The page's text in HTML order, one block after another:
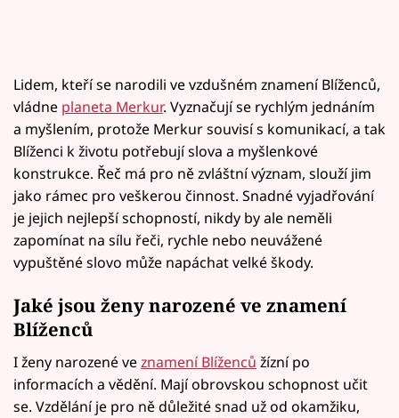
Lidem, kteří se narodili ve vzdušném znamení Blíženců,
vládne planeta Merkur. Vyznačují se rychlým jednáním
a myšlením, protože Merkur souvisí s komunikací, a tak
Blíženci k životu potřebují slova a myšlenkové
konstrukce. Řeč má pro ně zvláštní význam, slouží jim
jako rámec pro veškerou činnost. Snadné vyjadřování
je jejich nejlepší schopností, nikdy by ale neměli
zapomínat na sílu řeči, rychle nebo neuvážené
vypuštěné slovo může napáchat velké škody.
Jaké jsou ženy narozené ve znamení
Blíženců
I ženy narozené veznamení Blíženců žízní po
informacích a vědění. Mají obrovskou schopnost učit
se. Vzdělání je pro ně důležité snad už od okamžiku,